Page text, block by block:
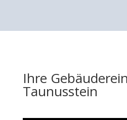
Ihre
Taunusstein